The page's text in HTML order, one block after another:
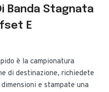
Banda Stagnata
E
è la campionatura
di destinazione, richiedete
e stampate una